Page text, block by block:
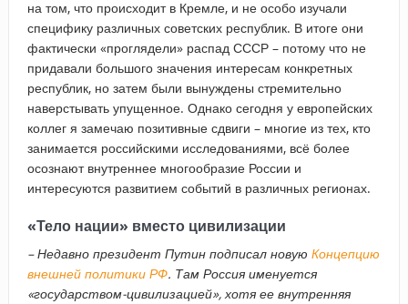
на том, что происходит в Кремле, и не особо изучали
специфику различных советских республик. В итоге они
фактически «проглядели» распад СССР – потому что не
придавали большого значения интересам конкретных
республик, но затем были вынуждены стремительно
наверстывать упущенное. Однако сегодня у европейских
коллег я замечаю позитивные сдвиги – многие из тех, кто
занимается российскими исследованиями, всё более
осознают внутреннее многообразие России и
интересуются развитием событий в различных регионах.
«Тело нации» вместо цивилизации
–​ Недавно президент Путин подписал новую Концепцию
внешней политики РФ. Там Россия именуется
«государством-цивилизацией», хотя ее внутренняя